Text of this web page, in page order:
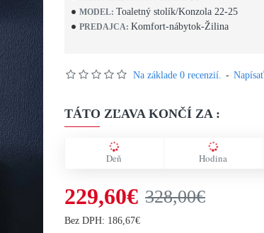
MODEL: Toaletný stolík/Konzola 22-25
PREDAJCA: Komfort-nábytok-Žilina
Na základe 0 recenzií. -
TÁTO ZĽAVA KONČÍ ZA :
Deň Hodina
229,60€ 328,00€
Bez DPH: 186,67€